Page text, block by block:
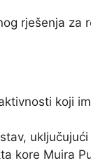
rješenja
koji
kore Muira